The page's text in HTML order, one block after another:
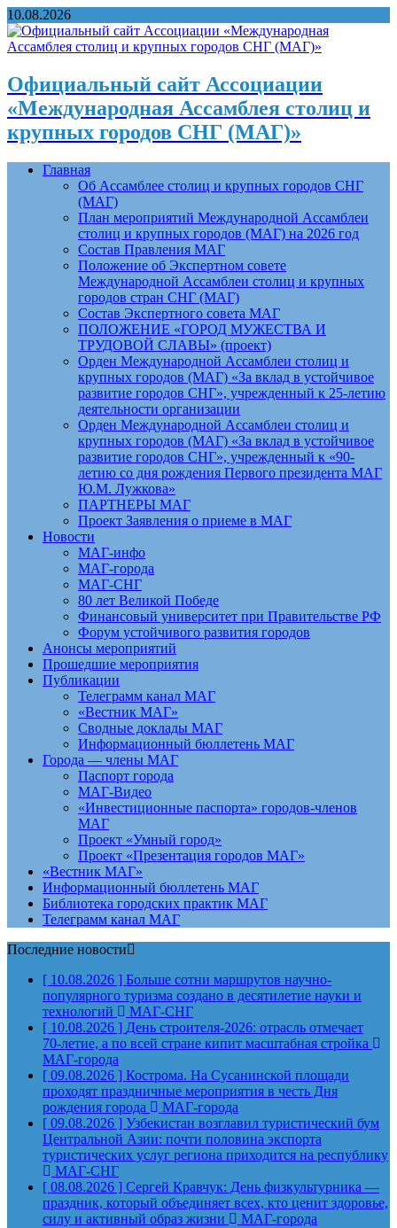
10.08.2026
Официальный сайт Ассоциации
«Международная Ассамблея столиц и
крупных городов СНГ (МАГ)»
Главная
Об Ассамблее столиц и крупных городов СНГ
(МАГ)
План мероприятий Международной Ассамблеи
столиц и крупных городов (МАГ) на 2026 год
Состав Правления МАГ
Положение об Экспертном совете
Международной Ассамблеи столиц и крупных
городов стран СНГ (МАГ)
Состав Экспертного совета МАГ
ПОЛОЖЕНИЕ «ГОРОД МУЖЕСТВА И
ТРУДОВОЙ СЛАВЫ» (проект)
Орден Международной Ассамблеи столиц и
крупных городов (МАГ) «За вклад в устойчивое
развитие городов СНГ», учрежденный к 25-летию
деятельности организации
Орден Международной Ассамблеи столиц и
крупных городов (МАГ) «За вклад в устойчивое
развитие городов СНГ», учрежденный к «90-
летию со дня рождения Первого президента МАГ
Ю.М. Лужкова»
ПАРТНЕРЫ МАГ
Проект Заявления о приеме в МАГ
Новости
МАГ-инфо
МАГ-города
МАГ-СНГ
80 лет Великой Победе
Финансовый университет при Правительстве РФ
Форум устойчивого развития городов
Анонсы мероприятий
Прошедшие мероприятия
Публикации
Телеграмм канал МАГ
«Вестник МАГ»
Сводные доклады МАГ
Информационный бюллетень МАГ
Города — члены МАГ
Паспорт города
МАГ-Видео
«Инвестиционные паспорта» городов-членов
МАГ
Проект «Умный город»
Проект «Презентация городов МАГ»
«Вестник МАГ»
Информационный бюллетень МАГ
Библиотека городских практик МАГ
Телеграмм канал МАГ
Последние новости
[ 10.08.2026 ] Больше сотни маршрутов научно-
популярного туризма создано в десятилетие науки и
технологий
МАГ-СНГ
[ 10.08.2026 ] День строителя‑2026: отрасль отмечает
70‑летие, а по всей стране кипит масштабная стройка
МАГ-города
[ 09.08.2026 ] Кострома. На Сусанинской площади
проходят праздничные мероприятия в честь Дня
рождения города
МАГ-города
[ 09.08.2026 ] Узбекистан возглавил туристический бум
Центральной Азии: почти половина экспорта
туристических услуг региона приходится на республику
МАГ-СНГ
[ 08.08.2026 ] Сергей Кравчук: День физкультурника —
праздник, который объединяет всех, кто ценит здоровье,
силу и активный образ жизни
МАГ-города